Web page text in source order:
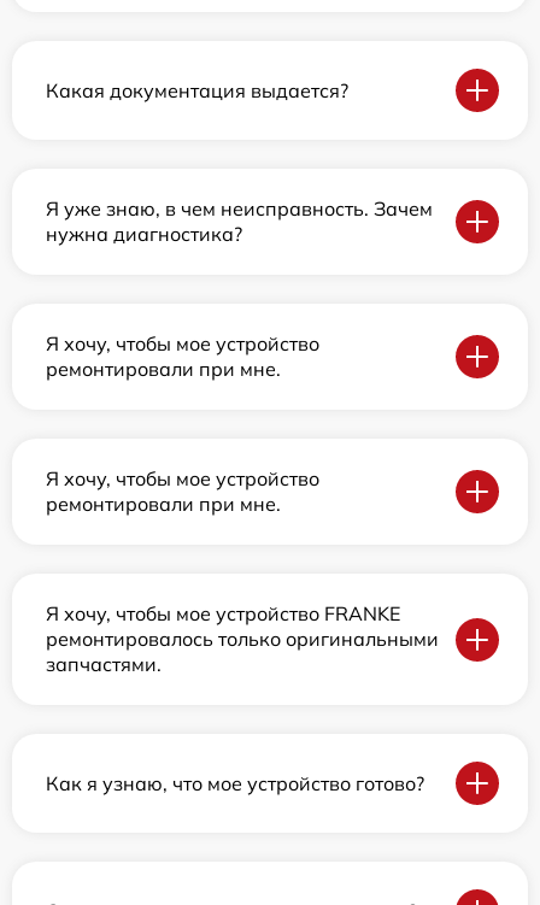
Какая документация выдается?
Я уже знаю, в чем неисправность. Зачем
нужна диагностика?
Я хочу, чтобы мое устройство
ремонтировали при мне.
Я хочу, чтобы мое устройство
ремонтировали при мне.
Я хочу, чтобы мое устройство FRANKE
ремонтировалось только оригинальными
запчастями.
Как я узнаю, что мое устройство готово?